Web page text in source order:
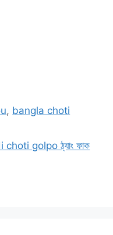
, bangla choti
golpo ঠ্যাং ফাক